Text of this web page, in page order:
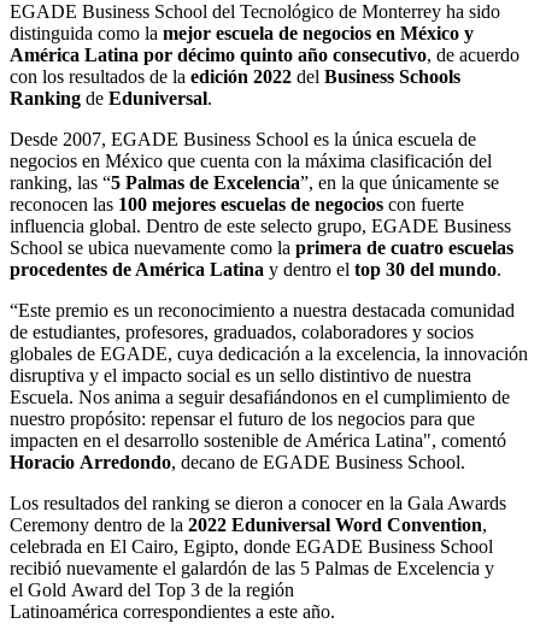
EGADE Business School del Tecnológico de Monterrey ha sido
distinguida como la mejor escuela de negocios en México y
América Latina por décimo quinto año consecutivo, de acuerdo
con los resultados de la edición 2022 del Business Schools
Ranking de Eduniversal.
Desde 2007, EGADE Business School es la única escuela de
negocios en México que cuenta con la máxima clasificación del
ranking, las “5 Palmas de Excelencia”, en la que únicamente se
reconocen las 100 mejores escuelas de negocios con fuerte
influencia global. Dentro de este selecto grupo, EGADE Business
School se ubica nuevamente como la primera de cuatro escuelas
procedentes de América Latina y dentro el top 30 del mundo.
“Este premio es un reconocimiento a nuestra destacada comunidad
de estudiantes, profesores, graduados, colaboradores y socios
globales de EGADE, cuya dedicación a la excelencia, la innovación
disruptiva y el impacto social es un sello distintivo de nuestra
Escuela. Nos anima a seguir desafiándonos en el cumplimiento de
nuestro propósito: repensar el futuro de los negocios para que
impacten en el desarrollo sostenible de América Latina", comentó
Horacio Arredondo, decano de EGADE Business School.
Los resultados del ranking se dieron a conocer en la Gala Awards
Ceremony dentro de la 2022 Eduniversal Word Convention,
celebrada en El Cairo, Egipto, donde EGADE Business School
recibió nuevamente el galardón de las 5 Palmas de Excelencia y
el Gold Award del Top 3 de la región
Latinoamérica correspondientes a este año.